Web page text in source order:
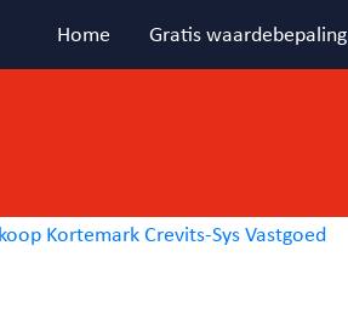
Home Gratis waardebepaling